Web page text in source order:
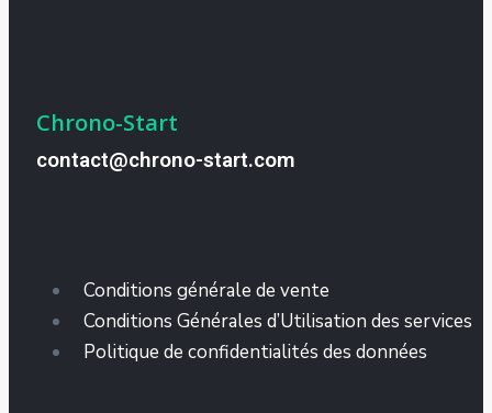
Chrono-Start
contact@chrono-start.com
Conditions générale de vente
Conditions Générales d’Utilisation des services
Politique de confidentialités des données